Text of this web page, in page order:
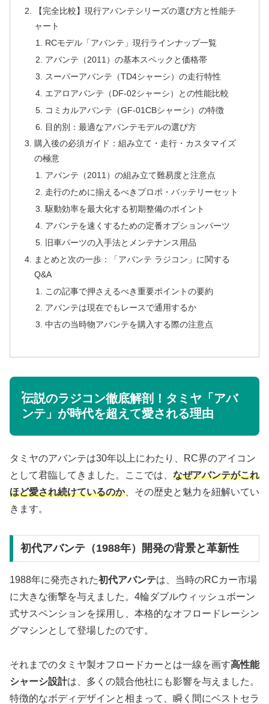
【完全比較】現行アバンテシリーズの選び方と性能チ
ャート
RCモデル「アバンテ」現行ラインナップ一覧
アバンテ（2011）の基本スペックと価格帯
スーパーアバンテ（TD4シャーシ）の走行特性
エアロアバンテ（DF-02シャーシ）との性能比較
コミカルアバンテ（GF-01CBシャーシ）の特徴
目的別：最適なアバンテモデルの選び方
購入後の必須ガイド：組み立て・走行・カスタマイズ
の極意
アバンテ（2011）の組み立て難易度と注意点
走行のために揃えるべきプロポ・バッテリーセット
駆動効率を最大化する初期整備のポイント
アバンテを速くするための定番オプションパーツ
旧車パーツの入手法とメンテナンス用品
まとめと次の一歩：「アバンテ ラジコン」に関する
Q&A
この記事で押さえるべき重要ポイントの要約
アバンテは現在でもレースで通用するか
中古の当時物アバンテを購入する際の注意点
伝説のラジコン徹底解剖！タミヤ「アバ
ンテ」が時代を超えて愛される理由
タミヤのアバンテは30年以上にわたり、RC界のアイコン
として君臨してきました。ここでは、 なぜアバンテがこれ
ほど愛され続けているのか、その歴史と魅力を紐解いてい
きます。
初代アバンテ（1988年）開発の背景と革新性
1988年に発売された初代アバンテは、当時のRCカー市場
に大きな衝撃を与えました。4輪ダブルウィッシュボーン
式サスペンションを採用し、本格的なオフロードレーシン
グマシンとして登場したのです。
それまでのタミヤ製オフロードカーとは一線を画す高性能
シャーシ設計は、多くの競合他社にも影響を与えました。
特徴的なボディデザインと相まって、瞬く間にベストセラ